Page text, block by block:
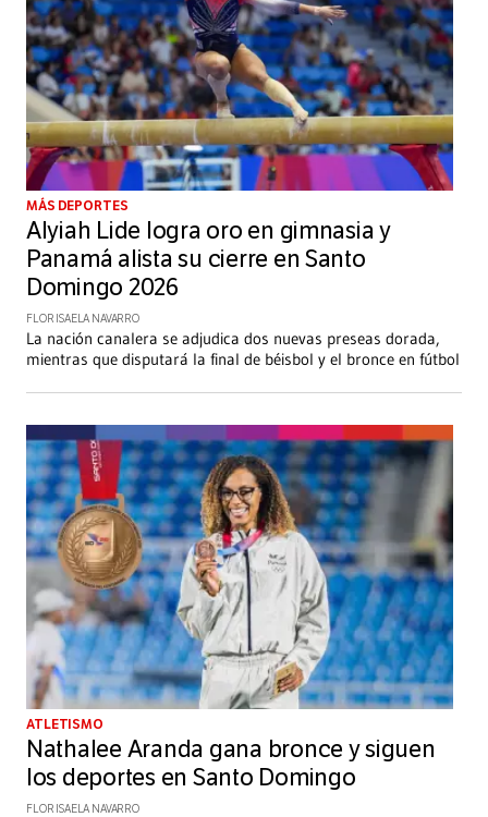
MÁS DEPORTES
Alyiah Lide logra oro en gimnasia y
Panamá alista su cierre en Santo
Domingo 2026
FLOR ISAELA NAVARRO
La nación canalera se adjudica dos nuevas preseas dorada,
mientras que disputará la final de béisbol y el bronce en fútbol
ATLETISMO
Nathalee Aranda gana bronce y siguen
los deportes en Santo Domingo
FLOR ISAELA NAVARRO